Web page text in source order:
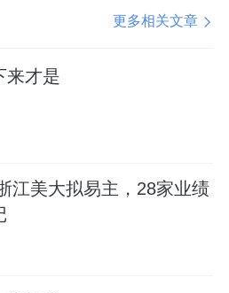
加速、重症医学体系完善
者数量持续增长，体外生
ICU场景向急救、转运及
缺的“设备+耗材”完整布
主流市场准入资质，正加
已通过与国际分销商的战
更多相关文章
来才是
江美大拟易主，28家业绩